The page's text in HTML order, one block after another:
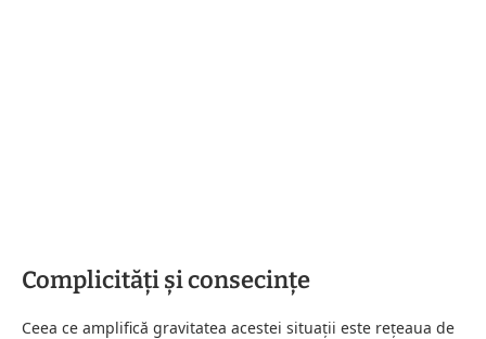
Complicități și consecințe
Ceea ce amplifică gravitatea acestei situații este rețeaua de